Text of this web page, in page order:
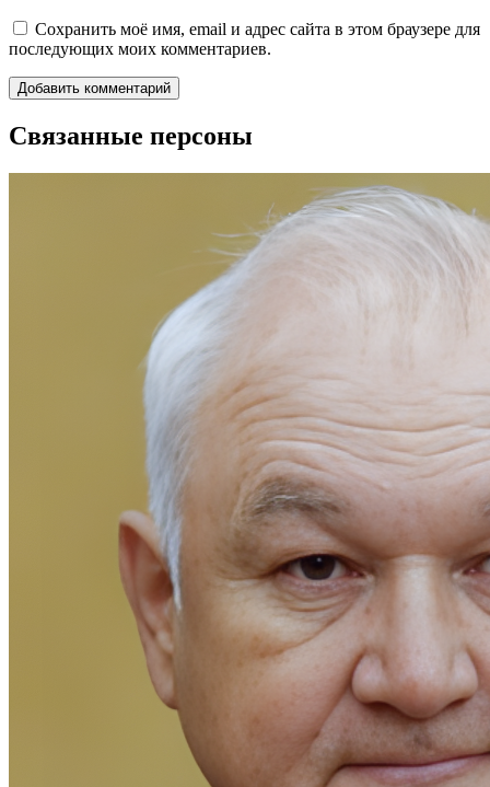
Сохранить моё имя, email и адрес сайта в этом браузере для
последующих моих комментариев.
Связанные персоны